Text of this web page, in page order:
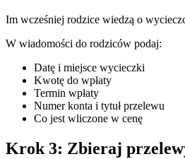
Im wcześniej rodzice wiedzą o
W wiadomości do rodziców podaj:
Datę i miejsce wycieczki
Kwotę do wpłaty
Termin wpłaty
Numer konta i tytuł przelewu
Co jest wliczone w cenę
Krok 3: Zbieraj